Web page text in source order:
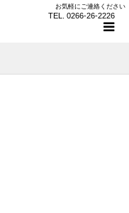
お気軽にご連絡ください
TEL. 0266-26-2226